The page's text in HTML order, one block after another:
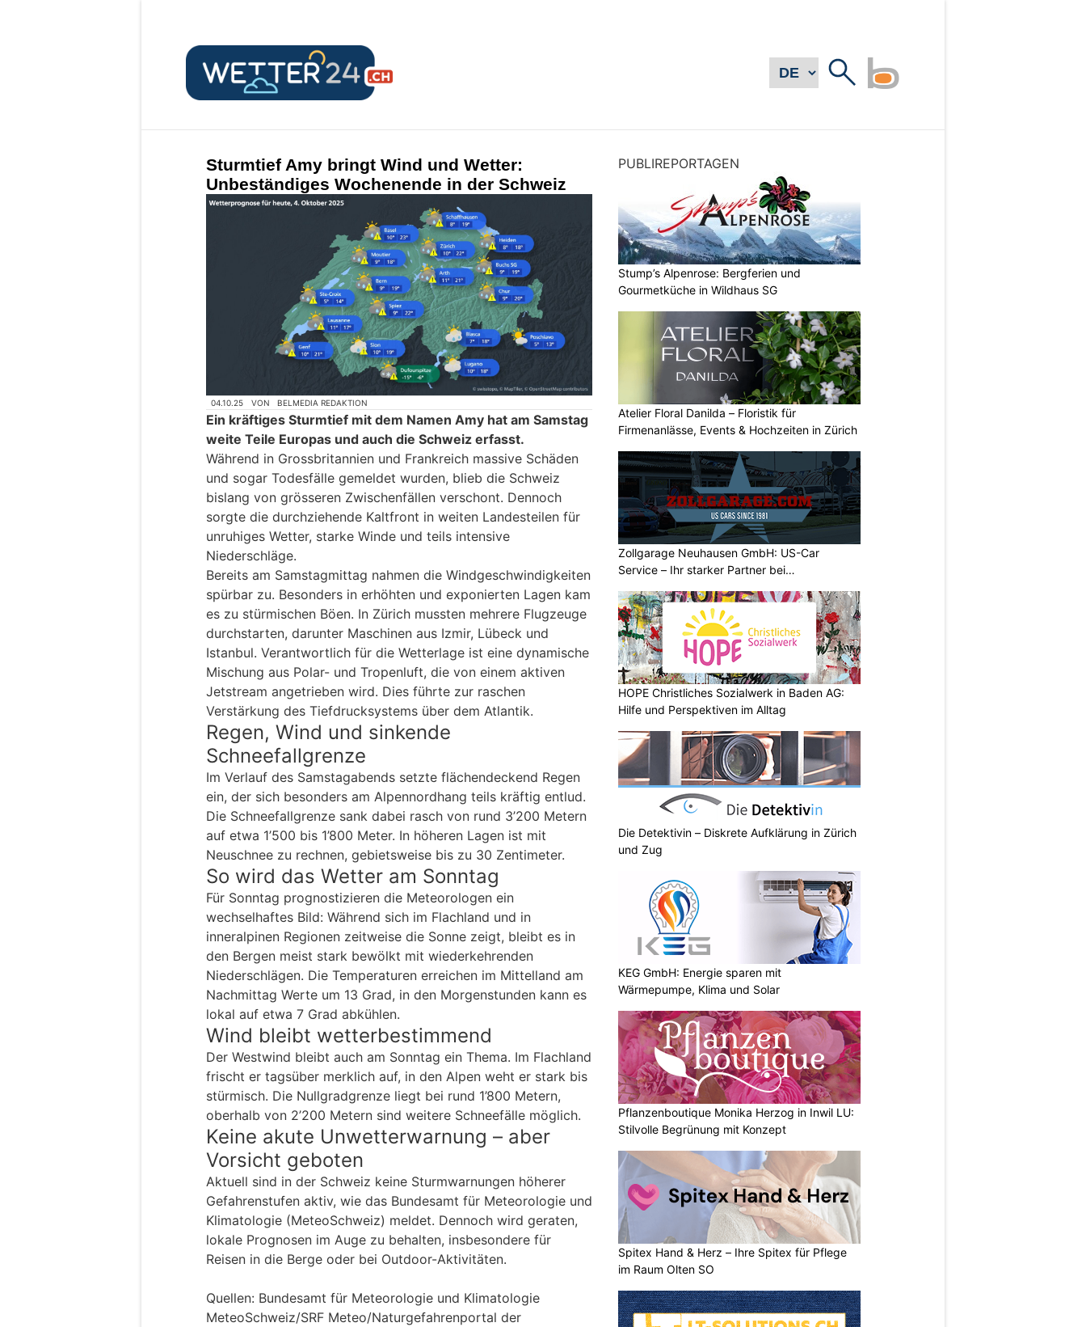
Sturmtief Amy bringt Wind und Wetter:
Unbeständiges Wochenende in der Schweiz
04.10.25 VON BELMEDIA REDAKTION
Ein kräftiges Sturmtief mit dem Namen Amy hat am Samstag
weite Teile Europas und auch die Schweiz erfasst.
Während in Grossbritannien und Frankreich massive Schäden
und sogar Todesfälle gemeldet wurden, blieb die Schweiz
bislang von grösseren Zwischenfällen verschont. Dennoch
sorgte die durchziehende Kaltfront in weiten Landesteilen für
unruhiges Wetter, starke Winde und teils intensive
Niederschläge.
Bereits am Samstagmittag nahmen die Windgeschwindigkeiten
spürbar zu. Besonders in erhöhten und exponierten Lagen kam
es zu stürmischen Böen. In Zürich mussten mehrere Flugzeuge
durchstarten, darunter Maschinen aus Izmir, Lübeck und
Istanbul. Verantwortlich für die Wetterlage ist eine dynamische
Mischung aus Polar- und Tropenluft, die von einem aktiven
Jetstream angetrieben wird. Dies führte zur raschen
Verstärkung des Tiefdrucksystems über dem Atlantik.
Regen, Wind und sinkende
Schneefallgrenze
Im Verlauf des Samstagabends setzte flächendeckend Regen
ein, der sich besonders am Alpennordhang teils kräftig entlud.
Die Schneefallgrenze sank dabei rasch von rund 3’200 Metern
auf etwa 1’500 bis 1’800 Meter. In höheren Lagen ist mit
Neuschnee zu rechnen, gebietsweise bis zu 30 Zentimeter.
So wird das Wetter am Sonntag
Für Sonntag prognostizieren die Meteorologen ein
wechselhaftes Bild: Während sich im Flachland und in
inneralpinen Regionen zeitweise die Sonne zeigt, bleibt es in
den Bergen meist stark bewölkt mit wiederkehrenden
Niederschlägen. Die Temperaturen erreichen im Mittelland am
Nachmittag Werte um 13 Grad, in den Morgenstunden kann es
lokal auf etwa 7 Grad abkühlen.
Wind bleibt wetterbestimmend
Der Westwind bleibt auch am Sonntag ein Thema. Im Flachland
frischt er tagsüber merklich auf, in den Alpen weht er stark bis
stürmisch. Die Nullgradgrenze liegt bei rund 1’800 Metern,
oberhalb von 2’200 Metern sind weitere Schneefälle möglich.
Keine akute Unwetterwarnung – aber
Vorsicht geboten
Aktuell sind in der Schweiz keine Sturmwarnungen höherer
Gefahrenstufen aktiv, wie das Bundesamt für Meteorologie und
Klimatologie (MeteoSchweiz) meldet. Dennoch wird geraten,
lokale Prognosen im Auge zu behalten, insbesondere für
Reisen in die Berge oder bei Outdoor-Aktivitäten.
Quellen: Bundesamt für Meteorologie und Klimatologie
MeteoSchweiz/SRF Meteo/Naturgefahrenportal der
PUBLIREPORTAGEN
Stump’s Alpenrose: Bergferien und
Gourmetküche in Wildhaus SG
Atelier Floral Danilda – Floristik für
Firmenanlässe, Events & Hochzeiten in Zürich
Zollgarage Neuhausen GmbH: US-Car
Service – Ihr starker Partner bei
HOPE Christliches Sozialwerk in Baden AG:
Hilfe und Perspektiven im Alltag
Die Detektivin – Diskrete Aufklärung in Zürich
und Zug
KEG GmbH: Energie sparen mit
Wärmepumpe, Klima und Solar
Pflanzenboutique Monika Herzog in Inwil LU:
Stilvolle Begrünung mit Konzept
Spitex Hand & Herz – Ihre Spitex für Pflege
im Raum Olten SO